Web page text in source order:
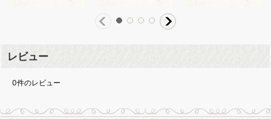
レビュー
0件のレビュー